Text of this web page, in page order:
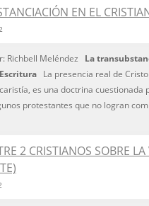
EN EL
Richbell Meléndez La
La presencia real de
es una doctrina cuestionada
protestantes que no logran
2 CRISTIANOS SOBRE LA